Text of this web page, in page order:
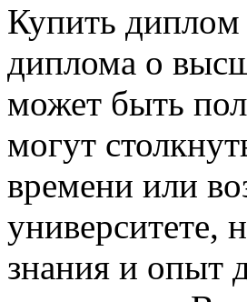
Купить
диплома о
может быть
могут
времени или
университете,
знания и опыт